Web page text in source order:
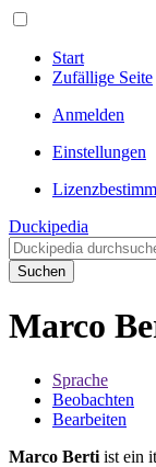
Start
Zufällige Seite
Anmelden
Einstellungen
Duckipedia
Suchen
Marco
Sprache
Beobachten
Bearbeiten
Marco Berti ist ein